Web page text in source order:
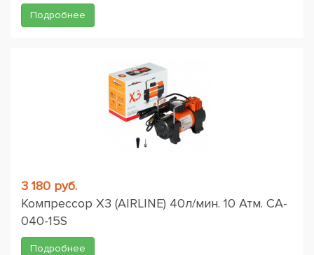
Подробнее
3 180 руб.
Компрессор X3 (AIRLINE) 40л/мин. 10 Атм. CA-
040-15S
Подробнее